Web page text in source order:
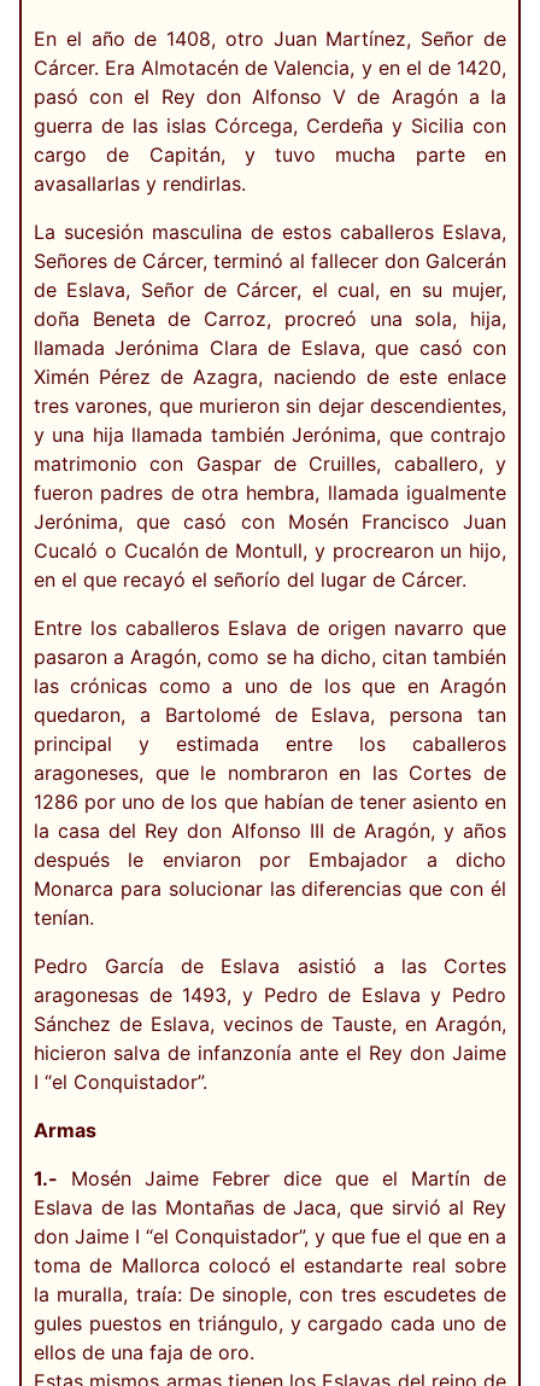
En el año de 1408, otro Juan Martínez, Señor de
Cárcer. Era Almotacén de Valencia, y en el de 1420,
pasó con el Rey don Alfonso V de Aragón a la
guerra de las islas Córcega, Cerdeña y Sicilia con
cargo de Capitán, y tuvo mucha parte en
avasallarlas y rendirlas.
La sucesión masculina de estos caballeros Eslava,
Señores de Cárcer, terminó al fallecer don Galcerán
de Eslava, Señor de Cárcer, el cual, en su mujer,
doña Beneta de Carroz, procreó una sola, hija,
llamada Jerónima Clara de Eslava, que casó con
Ximén Pérez de Azagra, naciendo de este enlace
tres varones, que murieron sin dejar descendientes,
y una hija llamada también Jerónima, que contrajo
matrimonio con Gaspar de Cruilles, caballero, y
fueron padres de otra hembra, llamada igualmente
Jerónima, que casó con Mosén Francisco Juan
Cucaló o Cucalón de Montull, y procrearon un hijo,
en el que recayó el señorío del lugar de Cárcer.
Entre los caballeros Eslava de origen navarro que
pasaron a Aragón, como se ha dicho, citan también
las crónicas como a uno de los que en Aragón
quedaron, a Bartolomé de Eslava, persona tan
principal y estimada entre los caballeros
aragoneses, que le nombraron en las Cortes de
1286 por uno de los que habían de tener asiento en
la casa del Rey don Alfonso III de Aragón, y años
después le enviaron por Embajador a dicho
Monarca para solucionar las diferencias que con él
tenían.
Pedro García de Eslava asistió a las Cortes
aragonesas de 1493, y Pedro de Eslava y Pedro
Sánchez de Eslava, vecinos de Tauste, en Aragón,
hicieron salva de infanzonía ante el Rey don Jaime
I “el Conquistador”.
Armas
1.- Mosén Jaime Febrer dice que el Martín de
Eslava de las Montañas de Jaca, que sirvió al Rey
don Jaime I “el Conquistador”, y que fue el que en a
toma de Mallorca colocó el estandarte real sobre
la muralla, traía: De sinople, con tres escudetes de
gules puestos en triángulo, y cargado cada uno de
ellos de una faja de oro.